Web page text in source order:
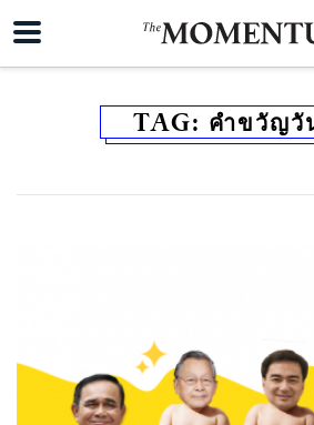
TAG: คำขวัญวั